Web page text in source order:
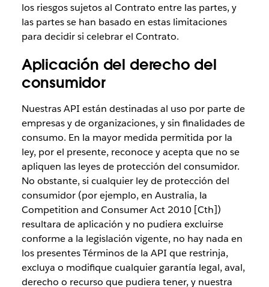
los riesgos sujetos al Contrato entre las partes, y
las partes se han basado en estas limitaciones
para decidir si celebrar el Contrato.
Aplicación del derecho del
consumidor
Nuestras API están destinadas al uso por parte de
empresas y de organizaciones, y sin finalidades de
consumo. En la mayor medida permitida por la
ley, por el presente, reconoce y acepta que no se
apliquen las leyes de protección del consumidor.
No obstante, si cualquier ley de protección del
consumidor (por ejemplo, en Australia, la
Competition and Consumer Act 2010 [Cth])
resultara de aplicación y no pudiera excluirse
conforme a la legislación vigente, no hay nada en
los presentes Términos de la API que restrinja,
excluya o modifique cualquier garantía legal, aval,
derecho o recurso que pudiera tener, y nuestra